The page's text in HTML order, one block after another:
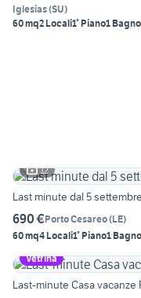
Iglesias(SU)
60 mq2 Locali1° Piano1 Bagno
12
Last minute dal 5
690 €Porto Cesareo(LE)
60 mq4 Locali1° Piano1 Bagno
Vetrina
Last-minute Casa vacanze